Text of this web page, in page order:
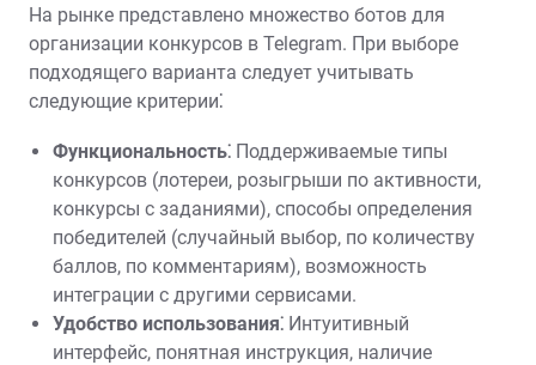
На рынке представлено множество ботов для
организации конкурсов в Telegram. При выборе
подходящего варианта следует учитывать
следующие критерии⁚
Функциональность⁚ Поддерживаемые типы
конкурсов (лотереи, розыгрыши по активности,
конкурсы с заданиями), способы определения
победителей (случайный выбор, по количеству
баллов, по комментариям), возможность
интеграции с другими сервисами.
Удобство использования⁚ Интуитивный
интерфейс, понятная инструкция, наличие